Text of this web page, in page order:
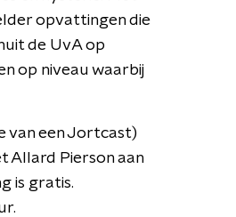
opvattingen die
de UvA op
op niveau waarbij
van een Jortcast)
Allard Pierson aan
is gratis.